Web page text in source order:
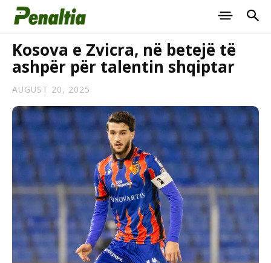
Kosova e Zvicra, në betejë të
ashpër për talentin shqiptar
AUGUST 20, 2025